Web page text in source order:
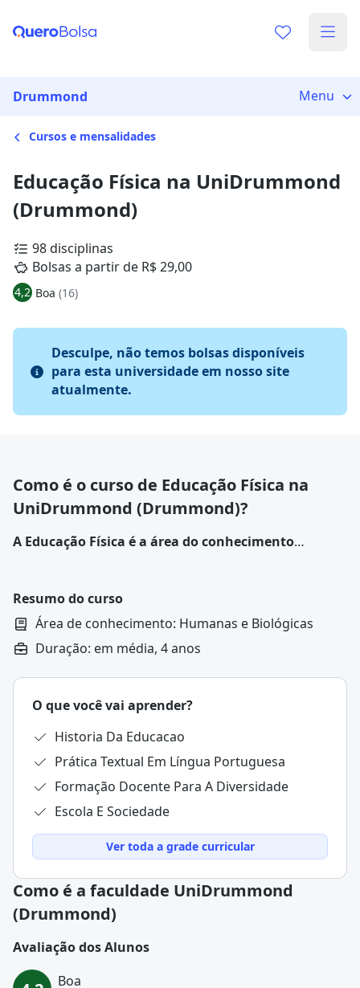
Drummond Menu
Cursos e mensalidades
Educação Física na UniDrummond
(Drummond)
98 disciplinas
Bolsas a partir de R$ 29,00
4,2 Boa (16)
Desculpe, não temos bolsas disponíveis
para esta universidade em nosso site
atualmente.
Como é o curso de Educação Física na
UniDrummond (Drummond)?
A Educação Física é a área do conhecimento
compreensão científica do funcionamento do corpo, a
aprendizagem de habilidades motoras e a promoção
de experiências corporais que contribuem para o
desenvolvimento integral do indivíduo.
Resumo do curso
Área de conhecimento: Humanas e Biológicas
Duração: em média, 4 anos
O que você vai aprender?
Historia Da Educacao
Prática Textual Em Língua Portuguesa
Formação Docente Para A Diversidade
Escola E Sociedade
Ver toda a grade curricular
Como é a faculdade UniDrummond
(Drummond)
Avaliação dos Alunos
Boa